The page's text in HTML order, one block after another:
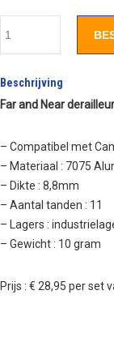
Beschrijving
Far and Near
– Compatibel met
– Materiaal : 7075
– Dikte : 8,8mm
– Aantal tanden : 11
– Lagers :
– Gewicht : 10 gram
Prijs : € 28,95 per set